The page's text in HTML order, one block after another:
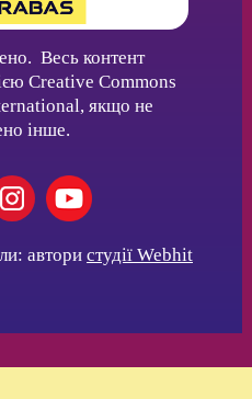
Весь контент
Creative Commons
якщо не
інше.
автори студії Webhit